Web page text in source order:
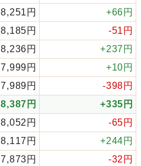
8,251円
+66円
8,185円
-51円
8,236円
+237円
7,999円
+10円
7,989円
-398円
8,387円
+335円
8,052円
-65円
8,117円
+244円
7,873円
-32円